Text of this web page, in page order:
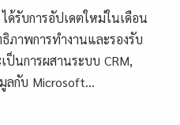
ด้รับการอัปเดตใหม่ในเดือน
าพการทำงานและรองรับ
ป็นการผสานระบบ CRM,
ลกับ Microsoft...